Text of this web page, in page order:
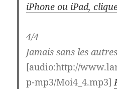
iPhone ou iPad,
4/4
Jamais sans les autres
[audio:http://
p-mp3/Moi4_4.mp3]